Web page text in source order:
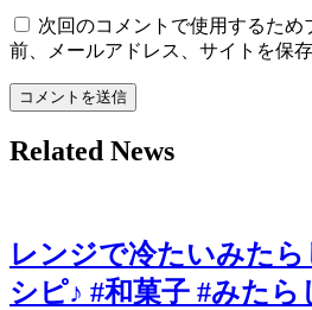
次回のコメントで使用するため
前、メールアドレス、サイトを保存
Related News
レンジで冷たいみたら
シピ♪ #和菓子 #みたら